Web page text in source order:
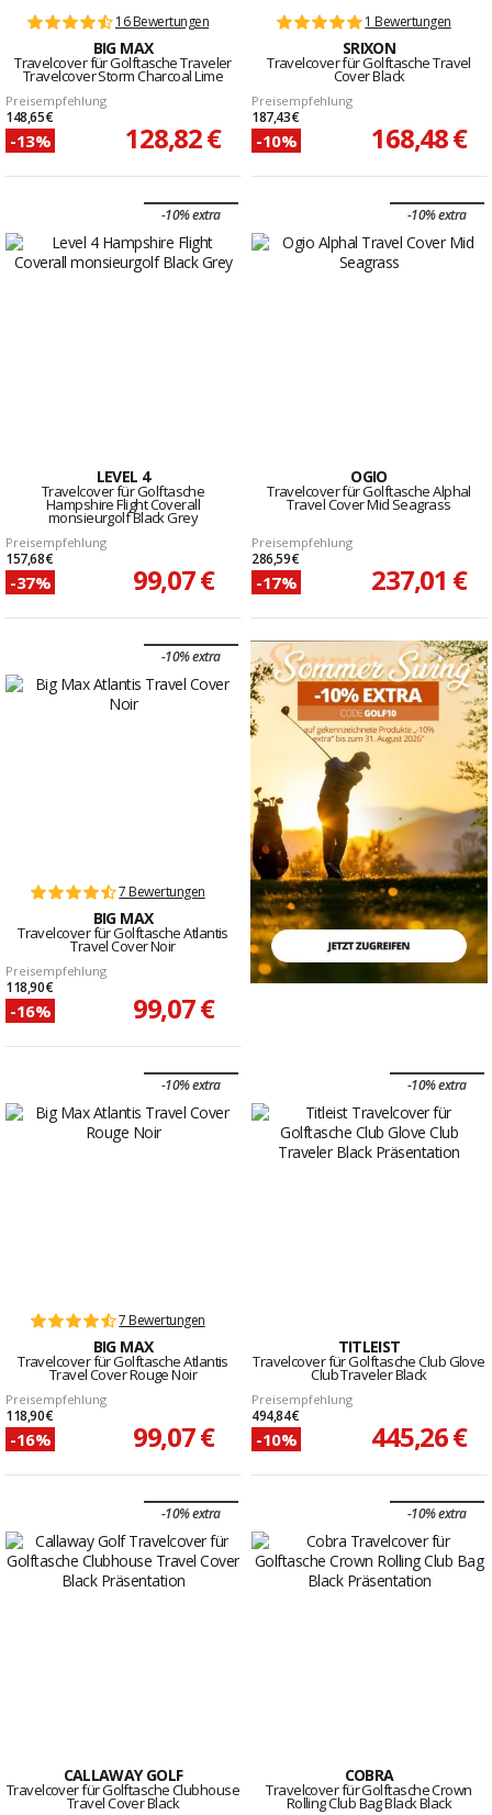
16 Bewertungen
BIG MAX
Travelcover für Golftasche Traveler
Travelcover Storm Charcoal Lime
Preisempfehlung
148,65 €
-13% 128,82 €
1 Bewertungen
SRIXON
Travelcover für Golftasche Travel
Cover Black
Preisempfehlung
187,43 €
-10% 168,48 €
-10% extra
LEVEL 4
Travelcover für Golftasche
Hampshire Flight Coverall
monsieurgolf Black Grey
Preisempfehlung
157,68 €
-37% 99,07 €
-10% extra
OGIO
Travelcover für Golftasche Alphal
Travel Cover Mid Seagrass
Preisempfehlung
286,59 €
-17% 237,01 €
-10% extra
7 Bewertungen
BIG MAX
Travelcover für Golftasche Atlantis
Travel Cover Noir
Preisempfehlung
118,90 €
-16% 99,07 €
-10% extra
7 Bewertungen
BIG MAX
Travelcover für Golftasche Atlantis
Travel Cover Rouge Noir
Preisempfehlung
118,90 €
-16% 99,07 €
-10% extra
TITLEIST
Travelcover für Golftasche Club Glove
Club Traveler Black
Preisempfehlung
494,84 €
-10% 445,26 €
-10% extra
CALLAWAY GOLF
Travelcover für Golftasche Clubhouse
Travel Cover Black
-10% extra
COBRA
Travelcover für Golftasche Crown
Rolling Club Bag Black Black